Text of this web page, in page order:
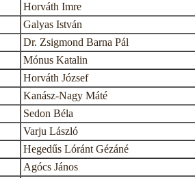
Horváth Imre
Galyas István
Dr. Zsigmond Barna Pál
Mónus Katalin
Horváth József
Kanász-Nagy Máté
Sedon Béla
Varju László
Hegedűs Lóránt Gézáné
Agócs János